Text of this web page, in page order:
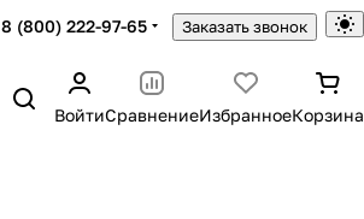
8 (800) 222-97-65 Заказать звонок
ВойтиСравнениеИзбранноеКорзина